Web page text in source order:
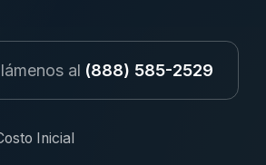
al (888) 585-2529
Inicial